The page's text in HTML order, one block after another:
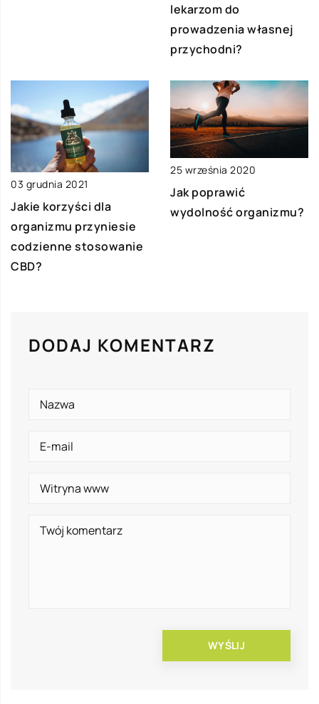
lekarzom do
prowadzenia własnej
przychodni?
03 grudnia 2021
Jakie korzyści dla
organizmu przyniesie
codzienne stosowanie
CBD?
25 września 2020
Jak poprawić
wydolność organizmu?
DODAJ KOMENTARZ